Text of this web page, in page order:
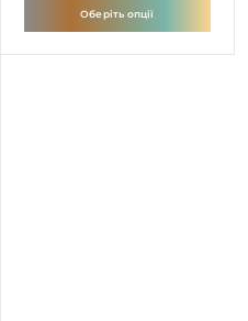
Оберіть опції